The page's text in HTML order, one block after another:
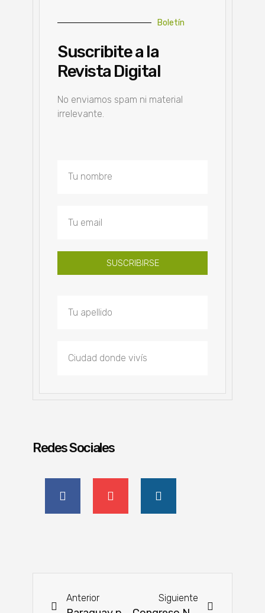
Boletín
Suscribite a la
Revista Digital
No enviamos spam ni material
irrelevante.
SUSCRIBIRSE
Redes Sociales
Anterior Siguiente